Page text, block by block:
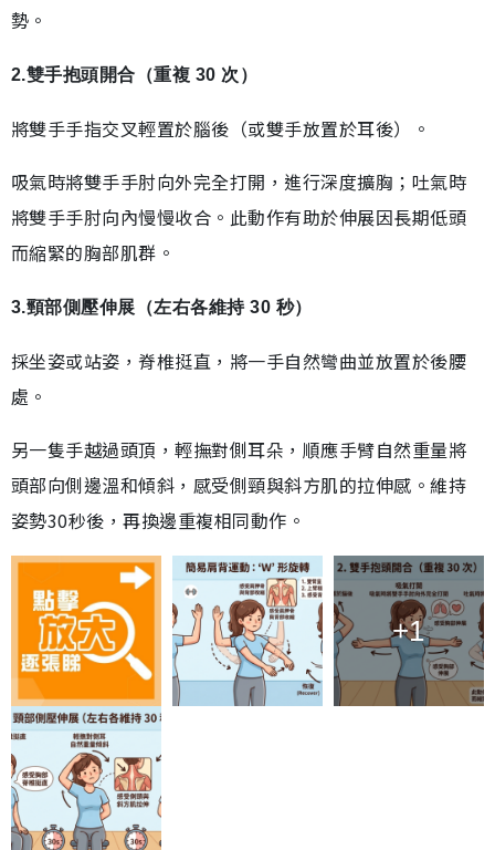
勢。
2.雙手抱頭開合（重複 30 次）
將雙手手指交叉輕置於腦後（或雙手放置於耳後）。
吸氣時將雙手手肘向外完全打開，進行深度擴胸；吐氣時
將雙手手肘向內慢慢收合。此動作有助於伸展因長期低頭
而縮緊的胸部肌群。
3.頸部側壓伸展（左右各維持 30 秒）
採坐姿或站姿，脊椎挺直，將一手自然彎曲並放置於後腰
處。
另一隻手越過頭頂，輕撫對側耳朵，順應手臂自然重量將
頭部向側邊溫和傾斜，感受側頸與斜方肌的拉伸感。維持
姿勢30秒後，再換邊重複相同動作。
+1